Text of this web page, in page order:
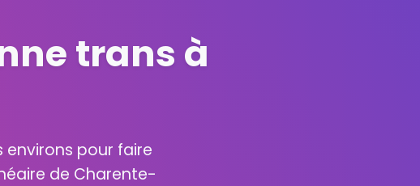
trans à
environs pour faire
de Charente-